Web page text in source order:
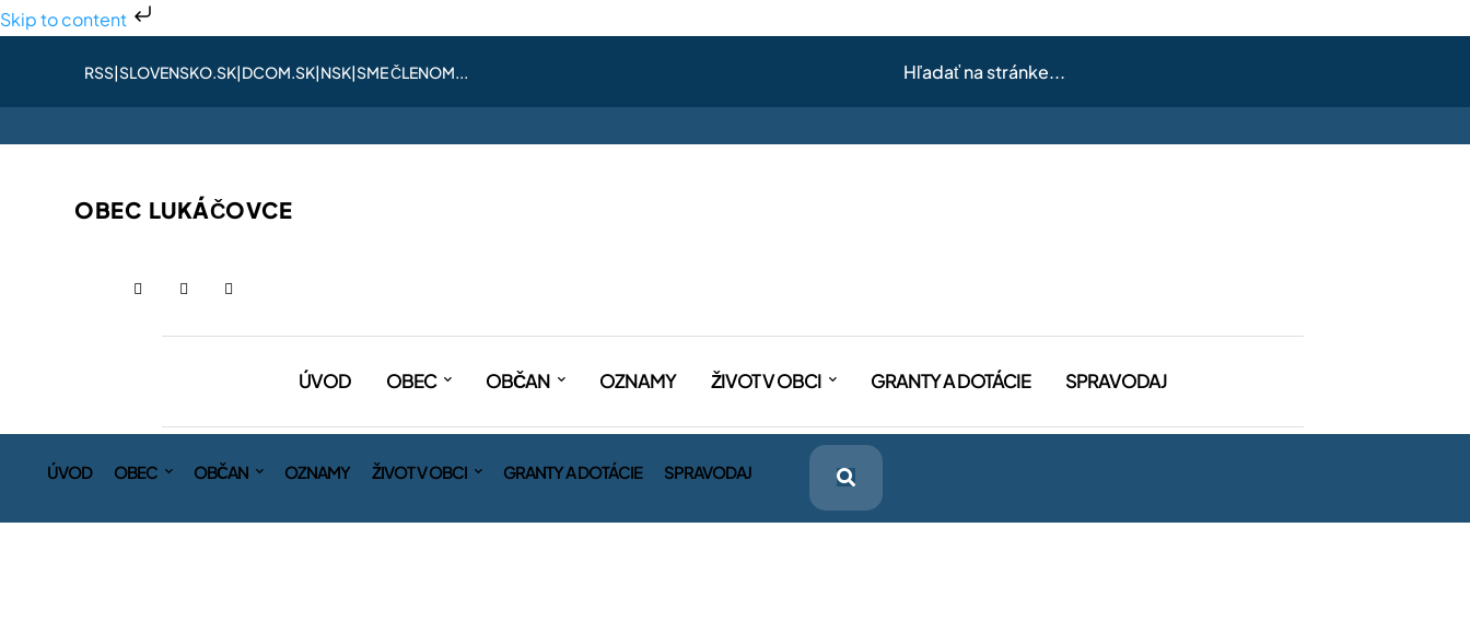
Skip to content
RSS|SLOVENSKO.SK|DCOM.SK|NSK|SME ČLENOM...
OBEC LUKÁČOVCE
ÚVOD OBEC OBČAN OZNAMY ŽIVOT V OBCI GRANTY A DOTÁCIE SPRAVODAJ
ÚVOD OBEC OBČAN OZNAMY ŽIVOT V OBCI GRANTY A DOTÁCIE SPRAVODAJ